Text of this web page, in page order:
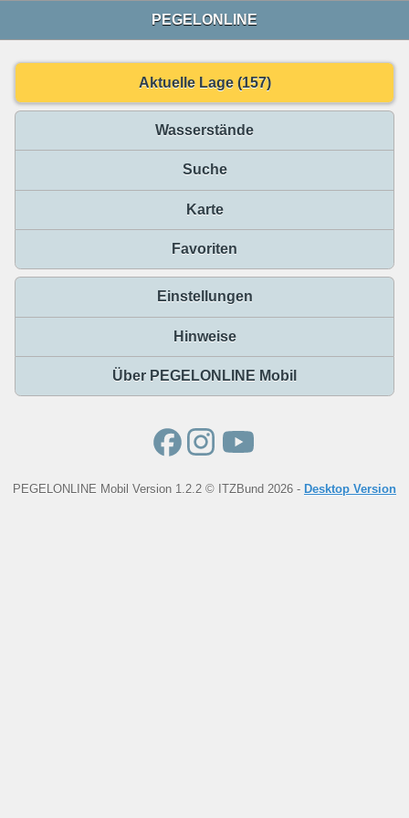
PEGELONLINE
Aktuelle Lage (157)
Wasserstände
Suche
Karte
Favoriten
Einstellungen
Hinweise
Über PEGELONLINE Mobil
PEGELONLINE Mobil Version 1.2.2 © ITZBund 2026 - Desktop Version